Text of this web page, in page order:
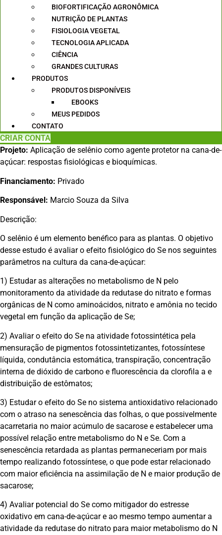
BIOFORTIFICAÇÃO AGRONÔMICA
NUTRIÇÃO DE PLANTAS
FISIOLOGIA VEGETAL
TECNOLOGIA APLICADA
CIÊNCIA
GRANDES CULTURAS
PRODUTOS
PRODUTOS DISPONÍVEIS
EBOOKS
MEUS PEDIDOS
CONTATO
CRIAR CONTA
Projeto: Aplicação de selênio como agente protetor na cana-de-
açúcar: respostas fisiológicas e bioquímicas.
Financiamento: Privado
Responsável: Marcio Souza da Silva
Descrição:
O selênio é um elemento benéfico para as plantas. O objetivo
desse estudo é avaliar o efeito fisiológico do Se nos seguintes
parâmetros na cultura da cana-de-açúcar:
1) Estudar as alterações no metabolismo de N pelo
monitoramento da atividade da redutase do nitrato e formas
orgânicas de N como aminoácidos, nitrato e amônia no tecido
vegetal em função da aplicação de Se;
2) Avaliar o efeito do Se na atividade fotossintética pela
mensuração de pigmentos fotossintetizantes, fotossíntese
líquida, condutância estomática, transpiração, concentração
interna de dióxido de carbono e fluorescência da clorofila a e
distribuição de estômatos;
3) Estudar o efeito do Se no sistema antioxidativo relacionado
com o atraso na senescência das folhas, o que possivelmente
acarretaria no maior acúmulo de sacarose e estabelecer uma
possível relação entre metabolismo do N e Se. Com a
senescência retardada as plantas permaneceriam por mais
tempo realizando fotossíntese, o que pode estar relacionado
com maior eficiência na assimilação de N e maior produção de
sacarose;
4) Avaliar potencial do Se como mitigador do estresse
oxidativo em cana-de-açúcar e ao mesmo tempo aumentar a
atividade da redutase do nitrato para maior metabolismo do N